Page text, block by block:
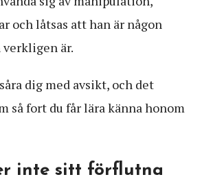
och låtsas att han är någon
verkligen är.
dig med avsikt, och det
så fort du får lära känna honom
inte sitt förflutna